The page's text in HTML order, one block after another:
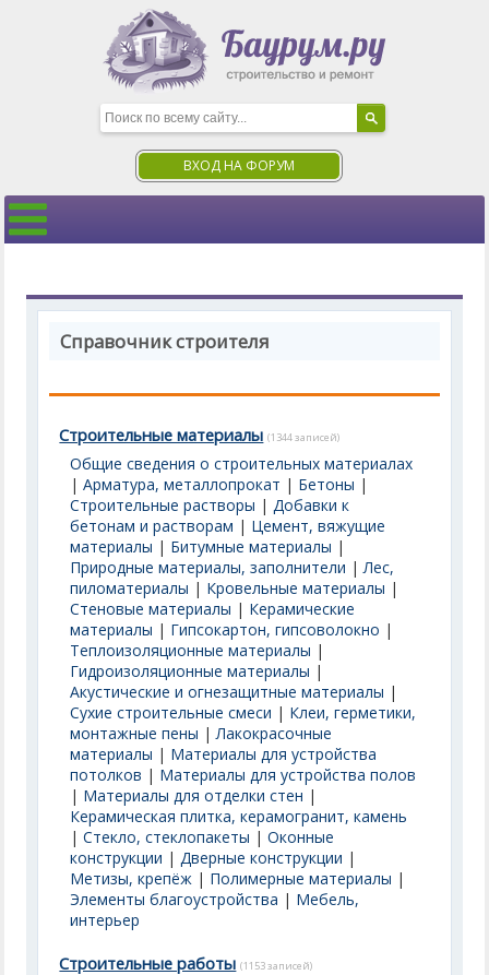
ВХОД НА ФОРУМ
Справочник строителя
Строительные материалы (1344 записей)
Общие сведения о строительных материалах
|Арматура, металлопрокат | Бетоны |
Строительные растворы |Добавки к
бетонам и растворам | Цемент, вяжущие
материалы | Битумные материалы |
Природные материалы, заполнители |Лес,
пиломатериалы | Кровельные материалы |
Стеновые материалы | Керамические
материалы | Гипсокартон, гипсоволокно |
Теплоизоляционные материалы |
Гидроизоляционные материалы |
Акустические и огнезащитные материалы |
Сухие строительные смеси | Клеи, герметики,
монтажные пены |Лакокрасочные
материалы | Материалы для устройства
потолков | Материалы для устройства полов
| Материалы для отделки стен |
Керамическая плитка, керамогранит, камень
|Стекло, стеклопакеты |Оконные
конструкции |Дверные конструкции |
Метизы, крепёж | Полимерные материалы |
Элементы благоустройства | Мебель,
интерьер
Строительные работы (1153 записей)